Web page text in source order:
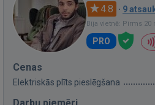
4.8 · 9
Bija vietnē: Pirms 20
PRO
Cenas
Elektriskās plīts pieslēgšana
Darbu piemēri